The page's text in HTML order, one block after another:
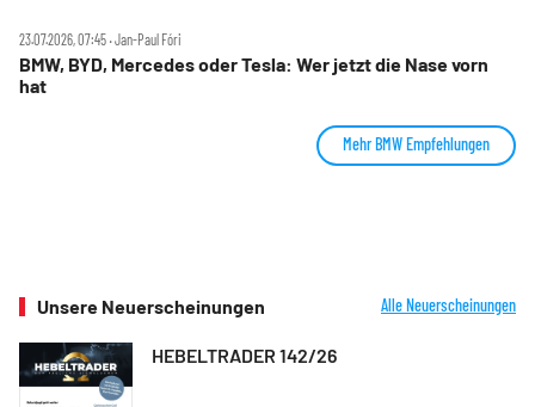
23.07.2026, 07:45 ‧ Jan-Paul Fóri
BMW, BYD, Mercedes oder Tesla: Wer jetzt die Nase vorn
hat
Mehr BMW Empfehlungen
Unsere Neuerscheinungen Alle Neuerscheinungen
HEBELTRADER 142/26